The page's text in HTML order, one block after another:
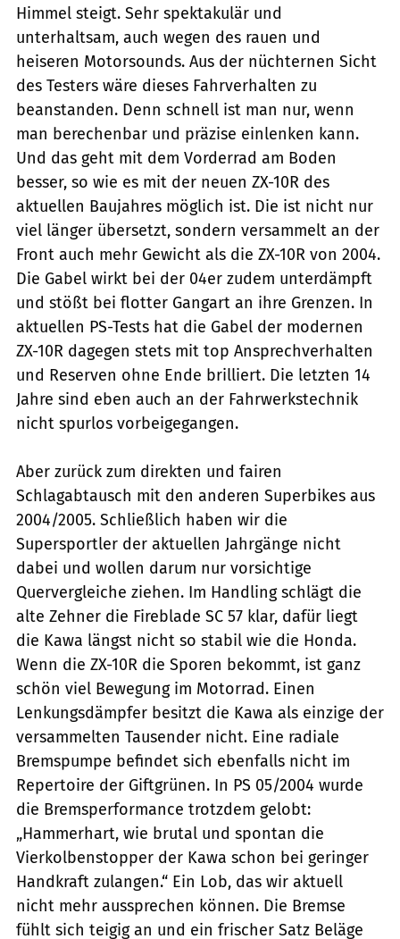
Himmel steigt. Sehr spektakulär und
unterhaltsam, auch wegen des rauen und
heiseren Motorsounds. Aus der nüchternen Sicht
des Testers wäre dieses Fahrverhalten zu
beanstanden. Denn schnell ist man nur, wenn
man berechenbar und präzise einlenken kann.
Und das geht mit dem Vorderrad am Boden
besser, so wie es mit der neuen ZX-10R des
aktuellen Baujahres möglich ist. Die ist nicht nur
viel länger übersetzt, sondern versammelt an der
Front auch mehr Gewicht als die ZX-10R von 2004.
Die Gabel wirkt bei der 04er zudem unterdämpft
und stößt bei flotter Gangart an ihre Grenzen. In
aktuellen PS-Tests hat die Gabel der modernen
ZX-10R dagegen stets mit top Ansprechverhalten
und Reserven ohne Ende brilliert. Die letzten 14
Jahre sind eben auch an der Fahrwerkstechnik
nicht spurlos vorbeigegangen.
Aber zurück zum direkten und fairen
Schlagabtausch mit den anderen Superbikes aus
2004/2005. Schließlich haben wir die
Supersportler der aktuellen Jahrgänge nicht
dabei und wollen darum nur vorsichtige
Quervergleiche ziehen. Im Handling schlägt die
alte Zehner die Fireblade SC 57 klar, dafür liegt
die Kawa längst nicht so stabil wie die Honda.
Wenn die ZX-10R die Sporen bekommt, ist ganz
schön viel Bewegung im Motorrad. Einen
Lenkungsdämpfer besitzt die Kawa als einzige der
versammelten Tausender nicht. Eine radiale
Bremspumpe befindet sich ebenfalls nicht im
Repertoire der Giftgrünen. In PS 05/2004 wurde
die Bremsperformance trotzdem gelobt:
„Hammerhart, wie brutal und spontan die
Vierkolbenstopper der Kawa schon bei geringer
Handkraft zulangen.“ Ein Lob, das wir aktuell
nicht mehr aussprechen können. Die Bremse
fühlt sich teigig an und ein frischer Satz Beläge